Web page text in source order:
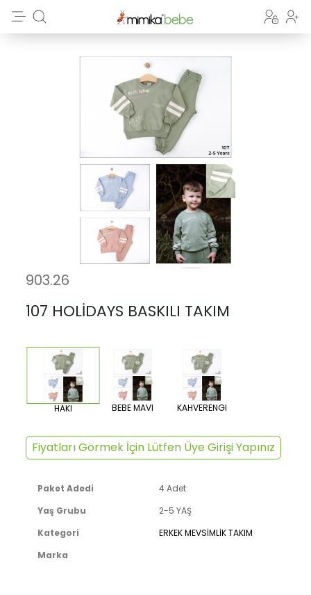
903.26
107 HOLİDAYS BASKILI TAKIM
HAKI BEBE MAVI KAHVERENGI
Fiyatları Görmek İçin Lütfen Üye Girişi Yapınız
Paket Adedi
4 Adet
Yaş Grubu
2-5 YAŞ
Kategori
ERKEK MEVSİMLİK TAKIM
Marka